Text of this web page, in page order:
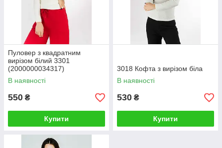
Пуловер з квадратним
вирізом білий 3301
(2000000034317)
В наявності
550 ₴
Купити
3018 Кофта з вирізом біла
В наявності
530 ₴
Купити